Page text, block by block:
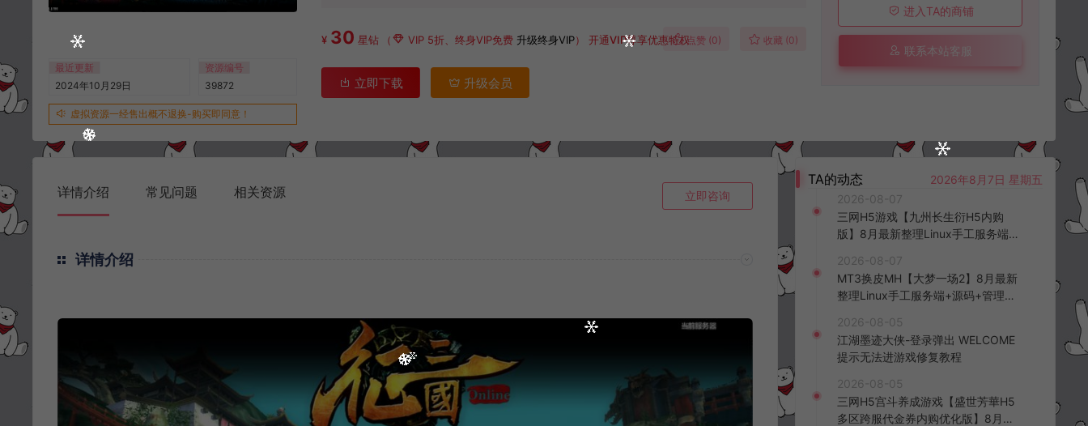
最近更新
2024年10月29日
资源编号
39872
虚拟资源一经售出概不退换-购买即同意！
¥ 30 星钻 （ VIP 5折、终身VIP免费 升级终身VIP）开通VIP尊享优惠特权点赞 (0) 收藏 (0)
立即下载 升级会员
进入TA的商铺
联系本站客服
详情介绍 常见问题 相关资源 立即咨询
详情介绍
TA的动态
2026年8月7日 星期五
2026-08-07
三网H5游戏【九州长生衍H5内购
版】8月最新整理Linux手工服务端
客户端+详细搭建教程+视频教程
2026-08-07
MT3换皮MH【大梦一场2】8月最新
整理Linux手工服务端+源码+管理后
频教程
2026-08-05
江湖墨迹大侠-登录弹出 WELCOME
提示无法进游戏修复教程
2026-08-05
三网H5宫斗养成游戏【盛世芳華H5
多区跨服代金券内购优化版】8月最